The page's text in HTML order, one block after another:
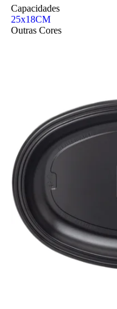
Capacidades
25x18CM
Outras Cores